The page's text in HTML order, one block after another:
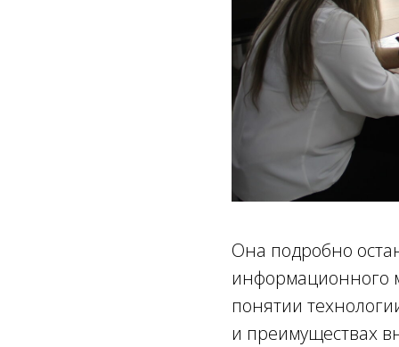
Она подробно
информационного
понятии
и преимуществах